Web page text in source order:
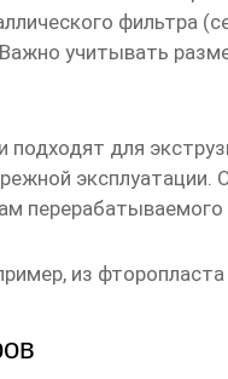
фильтра
учитывать
для
эксплуатации.
из